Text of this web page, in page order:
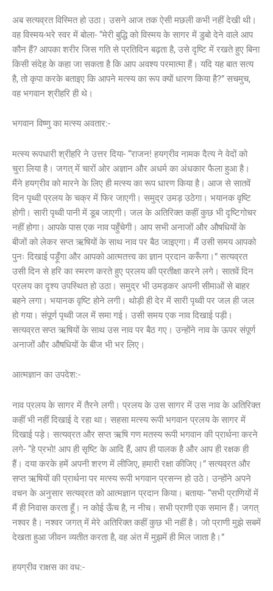
अब सत्यव्रत विस्मित हो उठा। उसने आज तक ऐसी मछली कभी नहीं देखी थी।
वह विस्मय-भरे स्वर में बोला- “मेरी बुद्धि को विस्मय के सागर में डुबो देने वाले आप
कौन हैं? आपका शरीर जिस गति से प्रतिदिन बढ़ता है, उसे दृष्टि में रखते हुए बिना
किसी संदेह के कहा जा सकता है कि आप अवश्य परमात्मा हैं। यदि यह बात सत्य
है, तो कृपा करके बताइए कि आपने मत्स्य का रूप क्यों धारण किया है?” सचमुच,
वह भगवान श्रीहरि ही थे।
भगवान विष्णु का मत्स्य अवतार:-
मत्स्य रूपधारी श्रीहरि ने उत्तर दिया- “राजन! हयग्रीव नामक दैत्य ने वेदों को
चुरा लिया है। जगत् में चारों ओर अज्ञान और अधर्म का अंधकार फैला हुआ है।
मैंने हयग्रीव को मारने के लिए ही मत्स्य का रूप धारण किया है। आज से सातवें
दिन पृथ्वी प्रलय के चक्र में फिर जाएगी। समुद्र उमड़ उठेगा। भयानक वृष्टि
होगी। सारी पृथ्वी पानी में डूब जाएगी। जल के अतिरिक्त कहीं कुछ भी दृष्टिगोचर
नहीं होगा। आपके पास एक नाव पहुँचेगी। आप सभी अनाजों और औषधियों के
बीजों को लेकर सप्त ऋषियों के साथ नाव पर बैठ जाइएगा। मैं उसी समय आपको
पुनः दिखाई पड़ूँगा और आपको आत्मतत्त्व का ज्ञान प्रदान करूँगा।” सत्यव्रत
उसी दिन से हरि का स्मरण करते हुए प्रलय की प्रतीक्षा करने लगे। सातवें दिन
प्रलय का दृश्य उपस्थित हो उठा। समुद्र भी उमड़कर अपनी सीमाओं से बाहर
बहने लगा। भयानक वृष्टि होने लगी। थोड़ी ही देर में सारी पृथ्वी पर जल ही जल
हो गया। संपूर्ण पृथ्वी जल में समा गई। उसी समय एक नाव दिखाई पड़ी।
सत्यव्रत सप्त ऋषियों के साथ उस नाव पर बैठ गए। उन्होंने नाव के ऊपर संपूर्ण
अनाजों और औषधियों के बीज भी भर लिए।
आत्मज्ञान का उपदेश:-
नाव प्रलय के सागर में तैरने लगी। प्रलय के उस सागर में उस नाव के अतिरिक्त
कहीं भी नहीं दिखाई दे रहा था। सहसा मत्स्य रूपी भगवान प्रलय के सागर में
दिखाई पड़े। सत्यव्रत और सप्त ऋषि गण मतस्य रूपी भगवान की प्रार्थना करने
लगे- “हे प्रभो! आप ही सृष्टि के आदि हैं, आप ही पालक है और आप ही रक्षक ही
हैं। दया करके हमें अपनी शरण में लीजिए, हमारी रक्षा कीजिए।” सत्यव्रत और
सप्त ऋषियों की प्रार्थना पर मत्स्य रूपी भगवान प्रसन्न हो उठे। उन्होंने अपने
वचन के अनुसार सत्यव्रत को आत्मज्ञान प्रदान किया। बताया- “सभी प्राणियों में
मैं ही निवास करता हूँ। न कोई ऊँच है, न नीच। सभी प्राणी एक समान हैं। जगत्
नश्वर है। नश्वर जगत् में मेरे अतिरिक्त कहीं कुछ भी नहीं है। जो प्राणी मुझे सबमें
देखता हुआ जीवन व्यतीत करता है, वह अंत में मुझमें ही मिल जाता है।”
हयग्रीव राक्षस का वध:-